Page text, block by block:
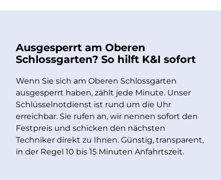
Ausgesperrt am Oberen
Schlossgarten? So hilft K&I sofort
Wenn Sie sich am Oberen Schlossgarten
ausgesperrt haben, zählt jede Minute. Unser
Schlüsselnotdienst ist rund um die Uhr
erreichbar. Sie rufen an, wir nennen sofort den
Festpreis und schicken den nächsten
Techniker direkt zu Ihnen. Günstig, transparent,
in der Regel 10 bis 15 Minuten Anfahrtszeit.